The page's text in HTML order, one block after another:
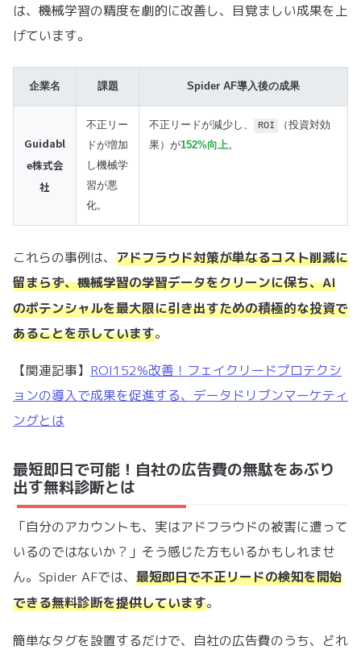
は、機械学習の精度を劇的に改善し、目覚ましい成果を上
げています。
企業名 課題 Spider AF導入後の成果
Guidabl
e株式会
社
不正リー
ドが増加
し機械学
習が悪
化。
不正リードが減少し、 ROI
（投資対効
果）が152%向上。
これらの事例は、 アドフラウド対策が単なるコスト削減に
留まらず、機械学習の学習データをクリーンに保ち、AI
のポテンシャルを最大限に引き出すための積極的な投資で
あることを示しています。
【関連記事】 ROI152%改善！フェイクリードプロテクシ
ョンの導入で成果を促進する、データドリブンマーケティ
ングとは
最短即日で可能！自社の広告費の無駄をあぶり
出す無料診断とは
「自分のアカウントも、実はアドフラウドの被害に遭って
いるのではないか？」そう感じた方もいるかもしれませ
ん。Spider AFでは、 最短即日で不正リードの検知を開始
できる無料診断を提供しています。
簡単なタグを設置するだけで、自社の広告費のうち、どれ